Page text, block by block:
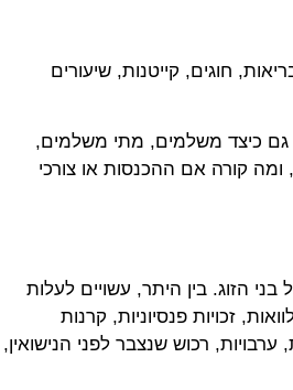
חוגים, קייטנות, שיעורים
כיצד משלמים, מתי משלמים,
קורה אם ההכנסות או צורכי
הזוג. בין היתר, עשויים לעלות
זכויות פנסיוניות, קרנות
רכוש שנצבר לפני הנישואין,